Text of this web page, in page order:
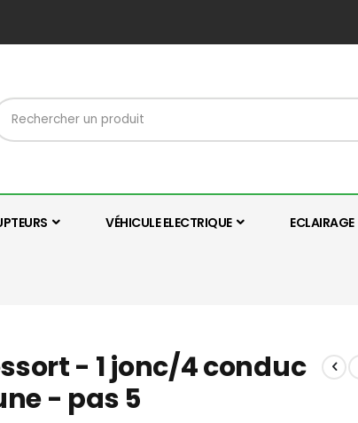
VÉHICULE ELECTRIQUE ECLAIRAGE
- 1 jonc/4 conduc
- pas 5